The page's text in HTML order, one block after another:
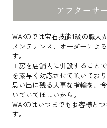
アフターサ
WAKOでは宝石技能1級の職人
メンテナンス、オーダーによ
す。
工房を店舗内に併設すること
を素早く対応させて頂いており
思い出に残る大事な指輪を、
いていてほしいから。
WAKOはいつまでもお客様と
す。